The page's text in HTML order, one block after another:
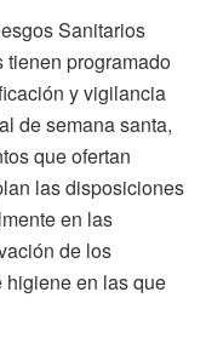
Sanitarios
programado
y vigilancia
de semana santa,
que ofertan
las disposiciones
en las
de los
higiene en las que